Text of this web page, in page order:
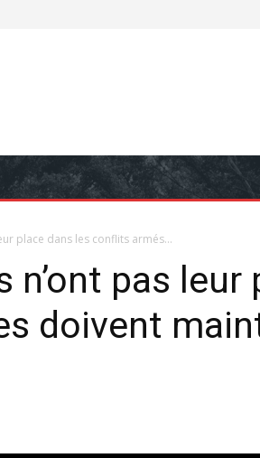
place dans les conflits armés...
n’ont pas
doivent